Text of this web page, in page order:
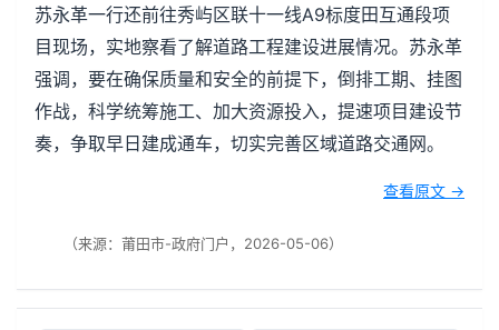
苏永革一行还前往秀屿区联十一线A9标度田互通段项
目现场，实地察看了解道路工程建设进展情况。苏永革
强调，要在确保质量和安全的前提下，倒排工期、挂图
作战，科学统筹施工、加大资源投入，提速项目建设节
奏，争取早日建成通车，切实完善区域道路交通网。
查看原文 →
（来源：莆田市-政府门户，2026-05-06）